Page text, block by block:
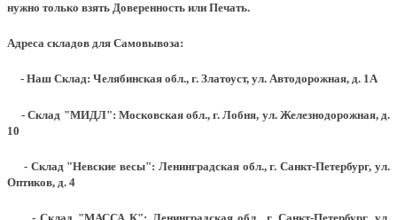
нужно только взять Доверенность или Печать.
Адреса складов для Самовывоза:
- Наш Склад: Челябинская обл., г. Златоуст, ул. Автодорожная, д. 1А
- Склад "МИДЛ": Московская обл., г. Лобня, ул. Железнодорожная, д.
10
- Склад "Невские весы": Ленинградская обл., г. Санкт-Петербург, ул.
Оптиков, д. 4